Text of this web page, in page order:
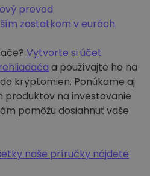
prevod
zostatkom v eurách
Vytvorte si účet
a používajte ho na
kryptomien. Ponúkame aj
na investovanie
pomôžu dosiahnuť vaše
naše príručky nájdete